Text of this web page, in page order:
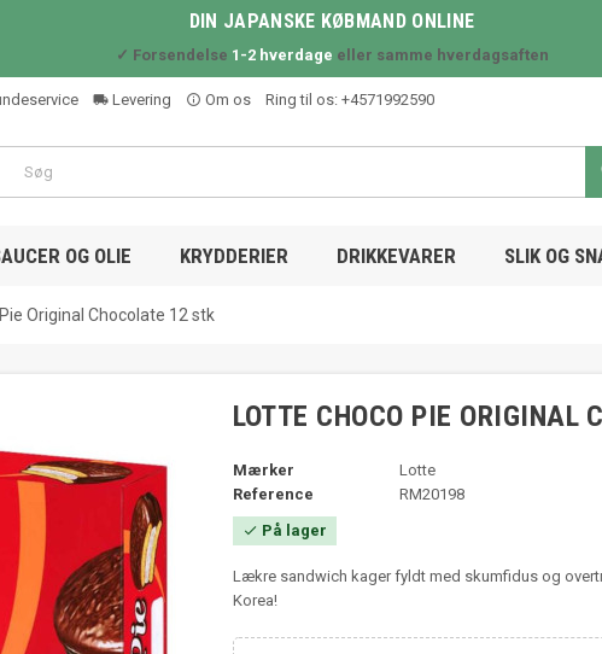
DIN JAPANSKE KØBMAND ONLINE
✓ Forsendelse 1-2 hverdage eller samme hverdagsaften
local_shipping Levering info_outline Om os Ring til os: +4571992590
OG OLIE KRYDDERIER DRIKKEVARER SLIK OG
Original Chocolate 12 stk
LOTTE CHOCO PIE ORIGINAL
Mærker
Lotte
Reference
RM20198
 På lager
Lækre sandwich kager fyldt med skumfidus og
Korea!